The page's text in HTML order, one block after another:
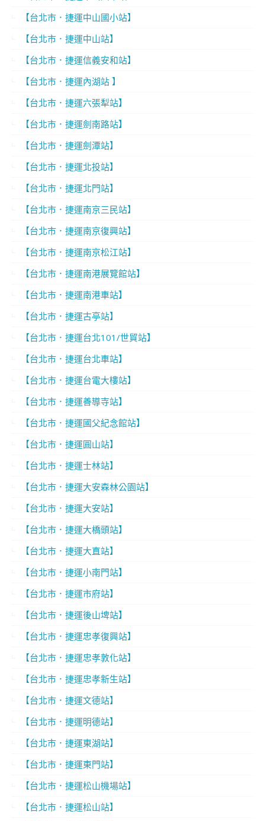
【台北市．捷運中山國小站】
【台北市．捷運中山站】
【台北市．捷運信義安和站】
【台北市．捷運內湖站 】
【台北市．捷運六張犁站】
【台北市．捷運劍南路站】
【台北市．捷運劍潭站】
【台北市．捷運北投站】
【台北市．捷運北門站】
【台北市．捷運南京三民站】
【台北市．捷運南京復興站】
【台北市．捷運南京松江站】
【台北市．捷運南港展覽館站】
【台北市．捷運南港車站】
【台北市．捷運古亭站】
【台北市．捷運台北101/世貿站】
【台北市．捷運台北車站】
【台北市．捷運台電大樓站】
【台北市．捷運善導寺站】
【台北市．捷運國父紀念館站】
【台北市．捷運圓山站】
【台北市．捷運士林站】
【台北市．捷運大安森林公園站】
【台北市．捷運大安站】
【台北市．捷運大橋頭站】
【台北市．捷運大直站】
【台北市．捷運小南門站】
【台北市．捷運市府站】
【台北市．捷運後山埤站】
【台北市．捷運忠孝復興站】
【台北市．捷運忠孝敦化站】
【台北市．捷運忠孝新生站】
【台北市．捷運文德站】
【台北市．捷運明德站】
【台北市．捷運東湖站】
【台北市．捷運東門站】
【台北市．捷運松山機場站】
【台北市．捷運松山站】